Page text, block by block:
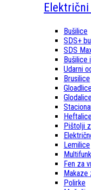
Bušilice
SDS+
SDS
Bušilice
Udarni
Brusilice
Heftalice
Pištolji
Lemilice
Fen za
Makaze
Polirke